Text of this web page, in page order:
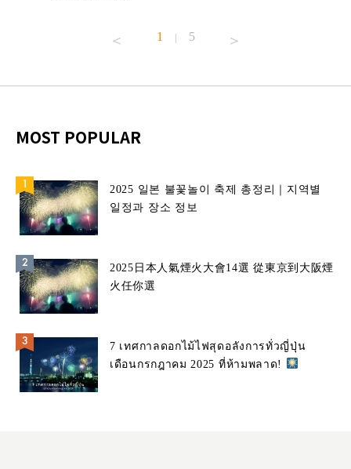
1 | 5
MOST POPULAR
2025 일본 불꽃놀이 축제 총정리｜지역별
일정과 장소 정보
2025日本人氣煙火大會14選 從東京到大阪煙
火任你選
7 เทศกาลดอกไม้ไฟสุดอลังการทั่วญี่ปุ่น
เดือนกรกฎาคม 2025 ที่ห้ามพลาด!